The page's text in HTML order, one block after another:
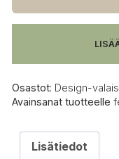
varjostin
määrä
Osastot: Design-
Avainsanat tuotteelle
Lisätiedot